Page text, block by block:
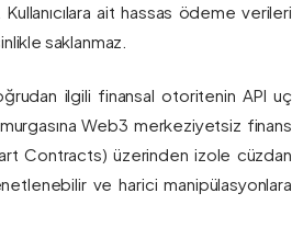
ait hassas ödeme verileri
saklanmaz.
ilgili finansal otoritenin API uç
Web3 merkeziyetsiz finans
Contracts) üzerinden izole cüzdan
ve harici manipülasyonlara